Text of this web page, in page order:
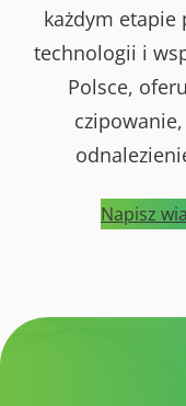
każdym etapie
technologii i
Polsce,
Napisz